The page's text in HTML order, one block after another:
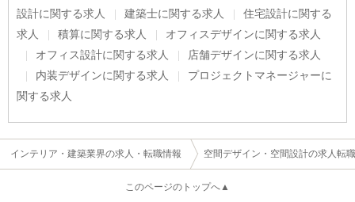
設計に関する求人
建築士に関する求人
住宅設計に関する
求人
積算に関する求人
オフィスデザインに関する求人
オフィス設計に関する求人
店舗デザインに関する求人
内装デザインに関する求人
プロジェクトマネージャーに
関する求人
インテリア・建築業界の求人・転職情報 空間デザイン・空間設計の求人転
このページのトップへ▲